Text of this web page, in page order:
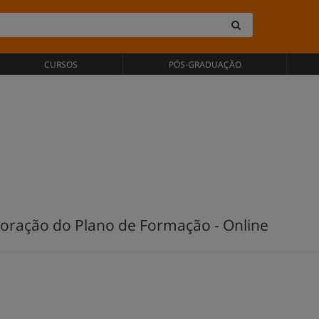
CURSOS PÓS-GRADUAÇÃO
do Plano de Formação - Online